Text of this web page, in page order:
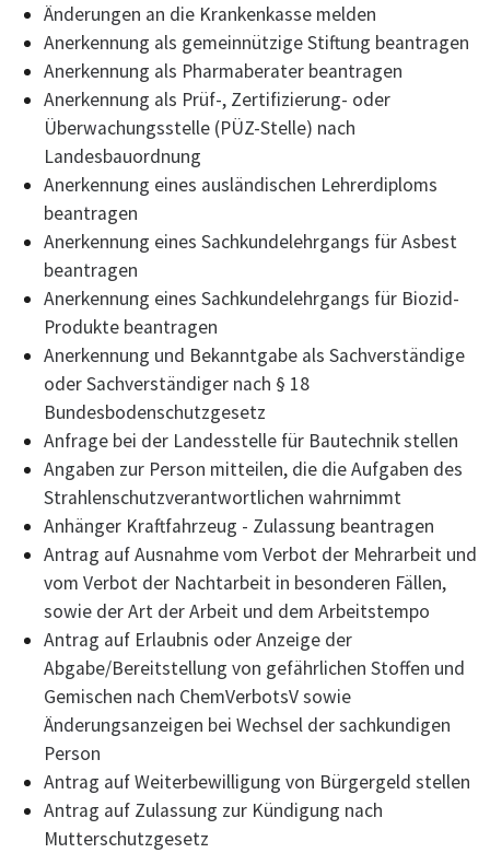
Änderungen an die Krankenkasse melden
Anerkennung als gemeinnützige Stiftung beantragen
Anerkennung als Pharmaberater beantragen
Anerkennung als Prüf-, Zertifizierung- oder
Überwachungsstelle (PÜZ-Stelle) nach
Landesbauordnung
Anerkennung eines ausländischen Lehrerdiploms
beantragen
Anerkennung eines Sachkundelehrgangs für Asbest
beantragen
Anerkennung eines Sachkundelehrgangs für Biozid-
Produkte beantragen
Anerkennung und Bekanntgabe als Sachverständige
oder Sachverständiger nach § 18
Bundesbodenschutzgesetz
Anfrage bei der Landesstelle für Bautechnik stellen
Angaben zur Person mitteilen, die die Aufgaben des
Strahlenschutzverantwortlichen wahrnimmt
Anhänger Kraftfahrzeug - Zulassung beantragen
Antrag auf Ausnahme vom Verbot der Mehrarbeit und
vom Verbot der Nachtarbeit in besonderen Fällen,
sowie der Art der Arbeit und dem Arbeitstempo
Antrag auf Erlaubnis oder Anzeige der
Abgabe/Bereitstellung von gefährlichen Stoffen und
Gemischen nach ChemVerbotsV sowie
Änderungsanzeigen bei Wechsel der sachkundigen
Person
Antrag auf Weiterbewilligung von Bürgergeld stellen
Antrag auf Zulassung zur Kündigung nach
Mutterschutzgesetz